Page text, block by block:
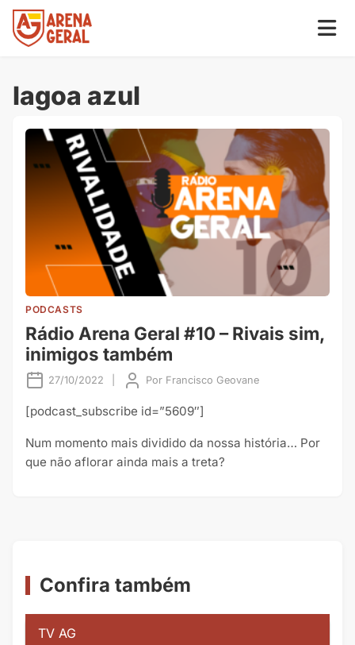
lagoa azul
PODCASTS
Rádio Arena Geral #10 – Rivais sim,
inimigos também
27/10/2022 Por Francisco Geovane
[podcast_subscribe id=”5609″]
Num momento mais dividido da nossa história… Por
que não aflorar ainda mais a treta?
Confira também
TV AG